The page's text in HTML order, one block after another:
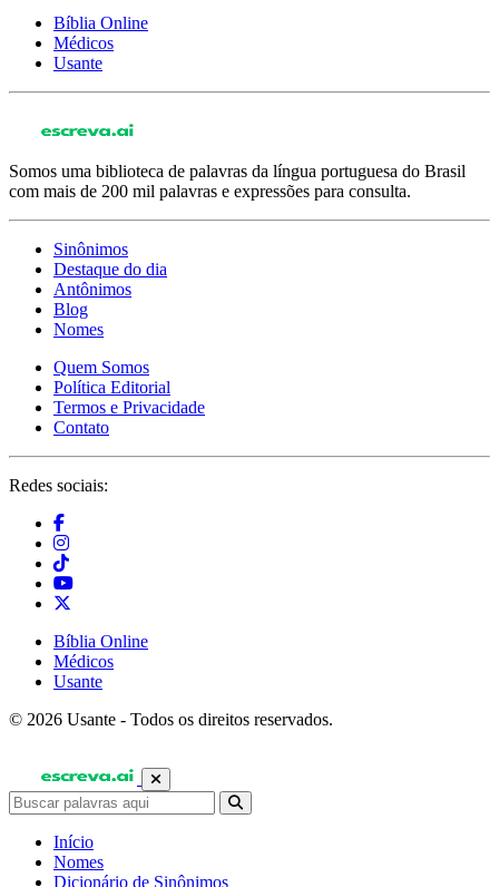
Bíblia Online
Médicos
Usante
Somos uma biblioteca de palavras da língua portuguesa do Brasil
com mais de 200 mil palavras e expressões para consulta.
Sinônimos
Destaque do dia
Antônimos
Blog
Nomes
Quem Somos
Política Editorial
Termos e Privacidade
Contato
Redes sociais:
Bíblia Online
Médicos
Usante
© 2026 Usante - Todos os direitos reservados.
Início
Nomes
Dicionário de Sinônimos